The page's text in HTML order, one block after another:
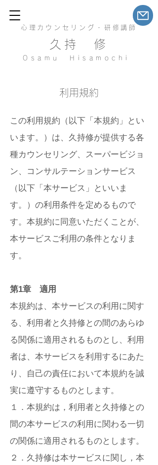
久持 修
Osamu Hisamochi
心理カウンセリング・研修講師
利用規約
この利用規約（以下「本規約」とい
います。）は、久持修が提供する各
種カウンセリング、スーパービジョ
ン、コンサルテーションサービス
（以下「本サービス」といいま
す。）の利用条件を定めるもので
す。本規約に同意いただくことが、
本サービスご利用の条件となりま
す。
第1章 適用
本規約は、本サービスの利用に関す
る、利用者と久持修との間のあらゆ
る関係に適用されるものとし、利用
者は、本サービスを利用するにあた
り、自己の責任において本規約を誠
実に遵守するものとします。
１．本規約は，利用者と久持修との
間の本サービスの利用に関わる一切
の関係に適用されるものとします。
２．久持修は本サービスに関し，本